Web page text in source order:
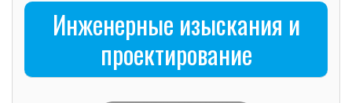
Инженерные изыскания и
проектирование